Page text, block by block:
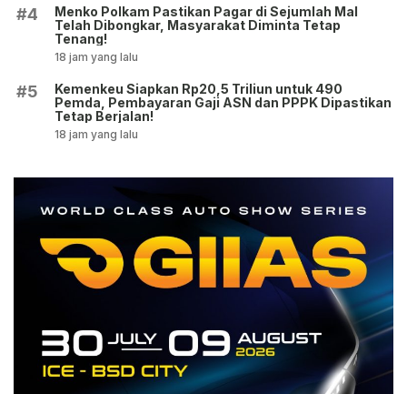
#4
Menko Polkam Pastikan Pagar di Sejumlah Mal
Telah Dibongkar, Masyarakat Diminta Tetap
Tenang!
18 jam yang lalu
#5
Kemenkeu Siapkan Rp20,5 Triliun untuk 490
Pemda, Pembayaran Gaji ASN dan PPPK Dipastikan
Tetap Berjalan!
18 jam yang lalu